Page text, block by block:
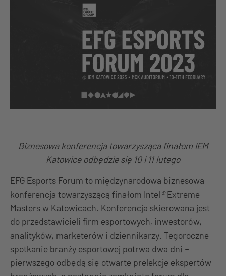
Biznesowa konferencja towarzysząca finałom IEM
Katowice odbędzie się 10 i 11 lutego
EFG Esports Forum to międzynarodowa biznesowa
konferencja towarzyszącą finałom Intel®Extreme
Masters w Katowicach. Konferencja skierowana jest
do przedstawicieli firm esportowych, inwestorów,
analityków, marketerów i dziennikarzy. Tegoroczne
spotkanie branży esportowej potrwa dwa dni –
pierwszego odbędą się otwarte prelekcje ekspertów